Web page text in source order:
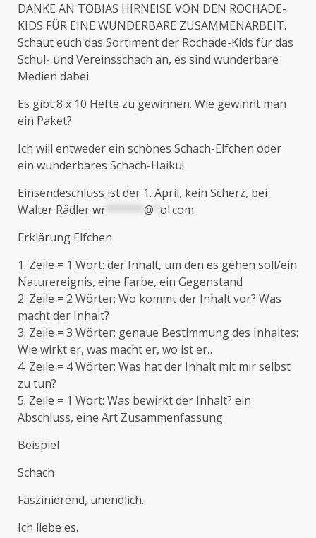
DANKE AN TOBIAS HIRNEISE VON DEN ROCHADE-
KIDS FÜR EINE WUNDERBARE ZUSAMMENARBEIT.
Schaut euch das Sortiment der Rochade-Kids für das
Schul- und Vereinsschach an, es sind wunderbare
Medien dabei.
Es gibt 8 x 10 Hefte zu gewinnen. Wie gewinnt man
ein Paket?
Ich will entweder ein schönes Schach-Elfchen oder
ein wunderbares Schach-Haiku!
Einsendeschluss ist der 1. April, kein Scherz, bei
Walter Rädlerwr @ ol.com
Erklärung Elfchen
1. Zeile = 1 Wort: der Inhalt, um den es gehen soll/ein
Naturereignis, eine Farbe, ein Gegenstand
2. Zeile = 2 Wörter: Wo kommt der Inhalt vor? Was
macht der Inhalt?
3. Zeile = 3 Wörter: genaue Bestimmung des Inhaltes:
Wie wirkt er, was macht er, wo ist er…
4. Zeile = 4 Wörter: Was hat der Inhalt mit mir selbst
zu tun?
5. Zeile = 1 Wort: Was bewirkt der Inhalt? ein
Abschluss, eine Art Zusammenfassung
Beispiel
Schach
Faszinierend, unendlich.
Ich liebe es.